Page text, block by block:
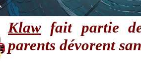
Klaw fait partie
parents dévorent